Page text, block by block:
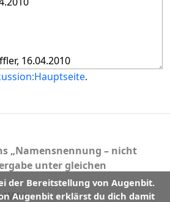
.
der Bereitstellung von Augenbit.
Augenbit erklärst du dich damit